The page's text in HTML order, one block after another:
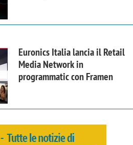
Euronics Italia lancia il Retail
Media Network in
programmatic con Framen